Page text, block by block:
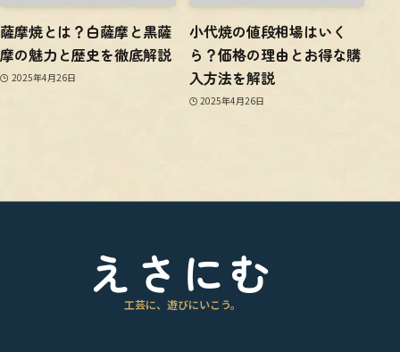
薩摩焼とは？白薩摩と黒薩
摩の魅力と歴史を徹底解説
2025年4月26日
小代焼の値段相場はいく
ら？価格の理由とお得な購
入方法を解説
2025年4月26日
えさにむ
工芸に、遊びにいこう。